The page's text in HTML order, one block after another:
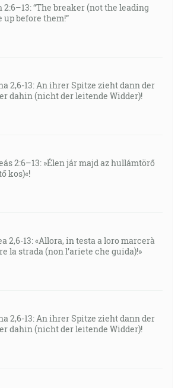
2:6–13: “The breaker (not the leading
up before them!”
2,6-13: An ihrer Spitze zieht dann der
dahin (nicht der leitende Widder)!
2:6–13: »Élen jár majd az hullámtörő
kos)«!
2,6-13: «Allora, in testa a loro marcerà
la strada (non l’ariete che guida)!»
2,6-13: An ihrer Spitze zieht dann der
dahin (nicht der leitende Widder)!